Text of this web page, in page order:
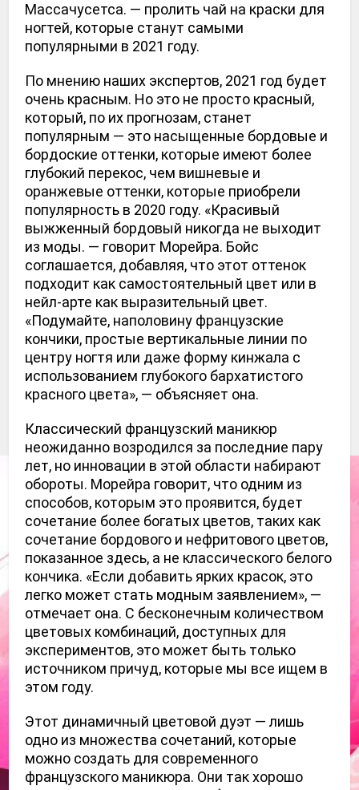
Массачусетса. — пролить чай на краски для
ногтей, которые станут самыми
популярными в 2021 году.
По мнению наших экспертов, 2021 год будет
очень красным. Но это не просто красный,
который, по их прогнозам, станет
популярным — это насыщенные бордовые и
бордоские оттенки, которые имеют более
глубокий перекос, чем вишневые и
оранжевые оттенки, которые приобрели
популярность в 2020 году. «Красивый
выжженный бордовый никогда не выходит
из моды. — говорит Морейра. Бойс
соглашается, добавляя, что этот оттенок
подходит как самостоятельный цвет или в
нейл-арте как выразительный цвет.
«Подумайте, наполовину французские
кончики, простые вертикальные линии по
центру ногтя или даже форму кинжала с
использованием глубокого бархатистого
красного цвета», — объясняет она.
Классический французский маникюр
неожиданно возродился за последние пару
лет, но инновации в этой области набирают
обороты. Морейра говорит, что одним из
способов, которым это проявится, будет
сочетание более богатых цветов, таких как
сочетание бордового и нефритового цветов,
показанное здесь, а не классического белого
кончика. «Если добавить ярких красок, это
легко может стать модным заявлением», —
отмечает она. С бесконечным количеством
цветовых комбинаций, доступных для
экспериментов, это может быть только
источником причуд, которые мы все ищем в
этом году.
Этот динамичный цветовой дуэт — лишь
одно из множества сочетаний, которые
можно создать для современного
французского маникюра. Они так хорошо